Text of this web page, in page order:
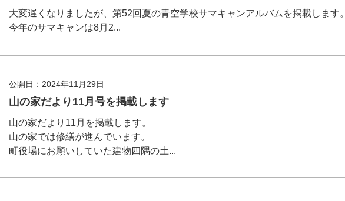
大変遅くなりましたが、第52回夏の青空学校サマキャンアルバムを掲載します。
今年のサマキャンは8月2...
公開日：2024年11月29日
山の家だより11月号を掲載します
山の家だより11月を掲載します。
山の家では修繕が進んでいます。
町役場にお願いしていた建物四隅の土...